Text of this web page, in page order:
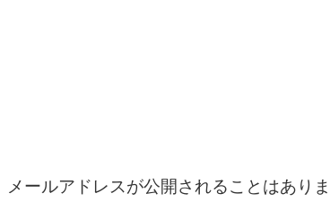
メールアドレスが公開されることはありま